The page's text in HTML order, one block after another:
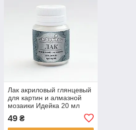
Лак акриловый глянцевый
для картин и алмазной
мозаики Идейка 20 мл
49 ₴